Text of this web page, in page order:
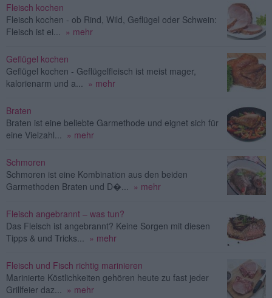
Fleisch kochen
Fleisch kochen - ob Rind, Wild, Geflügel oder Schwein:
Fleisch ist ei...
» mehr
Geflügel kochen
Geflügel kochen - Geflügelfleisch ist meist mager,
kalorienarm und a...
» mehr
Braten
Braten ist eine beliebte Garmethode und eignet sich für
eine Vielzahl...
» mehr
Schmoren
Schmoren ist eine Kombination aus den beiden
Garmethoden Braten und D�...
» mehr
Fleisch angebrannt – was tun?
Das Fleisch ist angebrannt? Keine Sorgen mit diesen
Tipps & und Tricks...
» mehr
Fleisch und Fisch richtig marinieren
Marinierte Köstlichkeiten gehören heute zu fast jeder
Grillfeier daz...
» mehr